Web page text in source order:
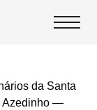
da Santa
Azedinho —